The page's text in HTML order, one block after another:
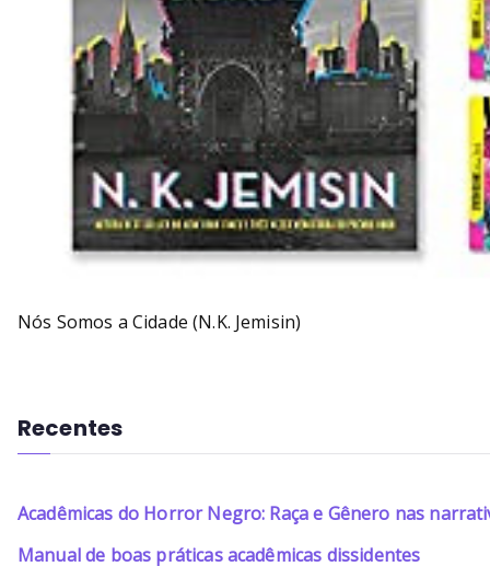
Nós Somos a Cidade (N.K. Jemisin)
Recentes
Acadêmicas do Horror Negro: Raça e Gênero nas
Manual de boas práticas acadêmicas dissidentes